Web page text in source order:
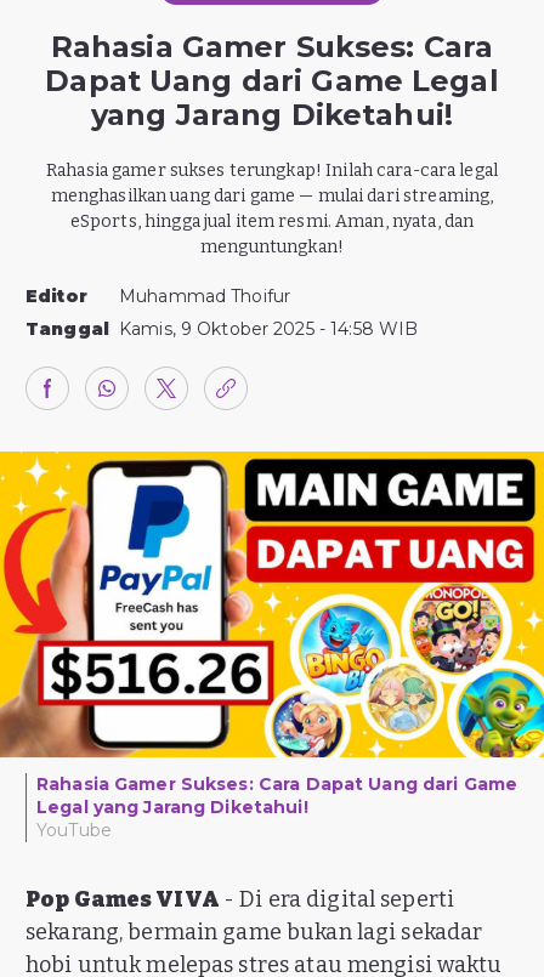
Rahasia Gamer Sukses: Cara
Dapat Uang dari Game Legal
yang Jarang Diketahui!
Rahasia gamer sukses terungkap! Inilah cara-cara legal
menghasilkan uang dari game — mulai dari streaming,
eSports, hingga jual item resmi. Aman, nyata, dan
menguntungkan!
Editor
Muhammad Thoifur
Tanggal Kamis, 9 Oktober 2025 - 14:58 WIB
Rahasia Gamer Sukses: Cara Dapat Uang dari Game
Legal yang Jarang Diketahui!
YouTube
Pop Games VIVA - Di era digital seperti
sekarang, bermain game bukan lagi sekadar
hobi untuk melepas stres atau mengisi waktu